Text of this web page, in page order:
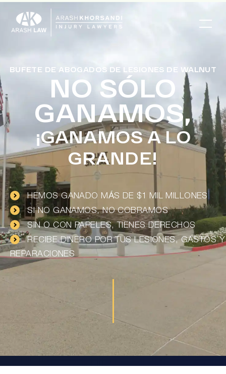
BUFETE DE ABOGADOS DE LESIONES DE WALNUT
NO SÓLO
GANAMOS,
¡GANAMOS A LO
GRANDE!
HEMOS GANADO MÁS DE $1 MIL MILLONES
SI NO GANAMOS, NO COBRAMOS
SIN O CON PAPELES, TIENES DERECHOS
RECIBE DINERO POR TUS LESIONES, GASTOS Y
REPARACIONES